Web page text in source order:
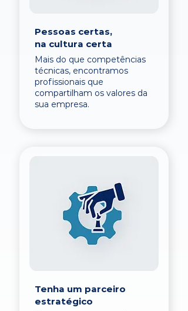
Pessoas certas,
na cultura certa
Mais do que competências
técnicas, encontramos
profissionais que
compartilham os valores da
sua empresa.
Tenha um parceiro
estratégico